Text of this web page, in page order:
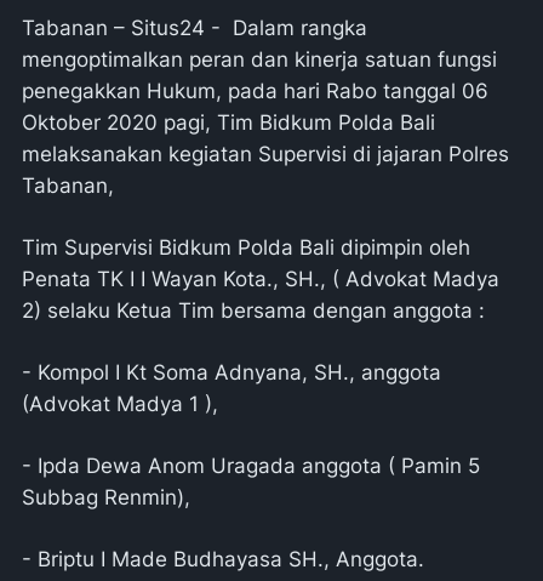
Tabanan – Situs24 - Dalam rangka
mengoptimalkan peran dan kinerja satuan fungsi
penegakkan Hukum, pada hari Rabo tanggal 06
Oktober 2020 pagi, Tim Bidkum Polda Bali
melaksanakan kegiatan Supervisi di jajaran Polres
Tabanan,
Tim Supervisi Bidkum Polda Bali dipimpin oleh
Penata TK I I Wayan Kota., SH., ( Advokat Madya
2) selaku Ketua Tim bersama dengan anggota :
- Kompol I Kt Soma Adnyana, SH., anggota
(Advokat Madya 1 ),
- Ipda Dewa Anom Uragada anggota ( Pamin 5
Subbag Renmin),
- Briptu I Made Budhayasa SH., Anggota.